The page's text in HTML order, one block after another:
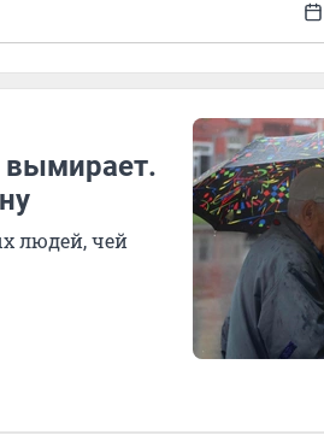
вымирает.
людей, чей